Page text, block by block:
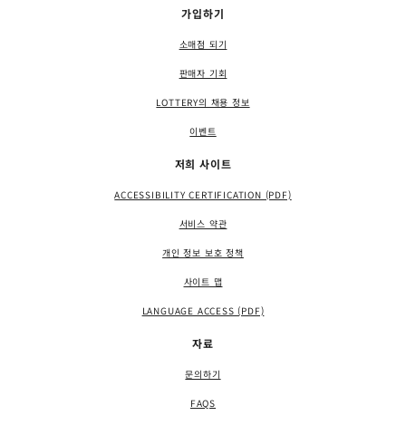
가입하기
소매점 되기
판매자 기회
LOTTERY의 채용 정보
이벤트
저희 사이트
ACCESSIBILITY CERTIFICATION (PDF)
서비스 약관
개인 정보 보호 정책
사이트 맵
LANGUAGE ACCESS (PDF)
자료
문의하기
FAQS